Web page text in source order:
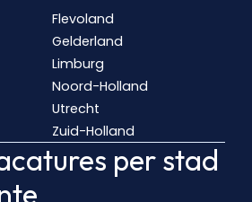
Flevoland
Gelderland
Limburg
Noord-Holland
Utrecht
Zuid-Holland
per stad